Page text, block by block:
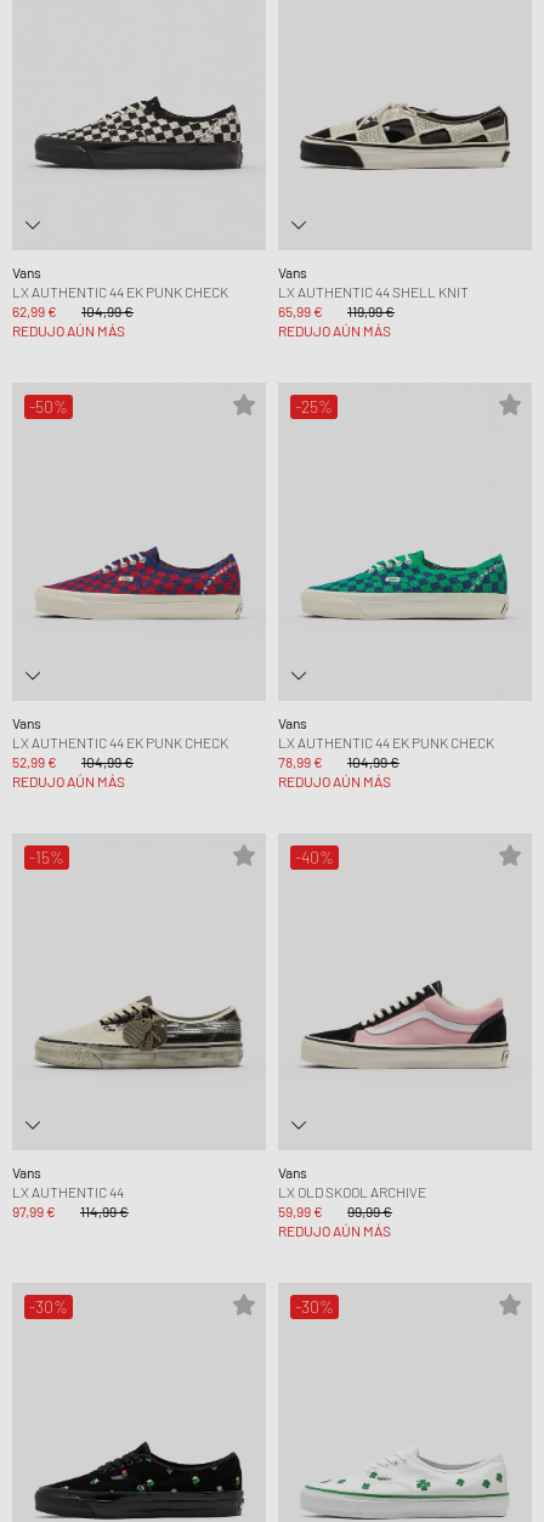
Vans
LX AUTHENTIC 44 EK PUNK CHECK
62,99 €
104,99 €
REDUJO AÚN MÁS
Vans
LX AUTHENTIC 44 SHELL KNIT
65,99 €
119,99 €
REDUJO AÚN MÁS
-50%
Vans
LX AUTHENTIC 44 EK PUNK CHECK
52,99 €
104,99 €
REDUJO AÚN MÁS
-25%
Vans
LX AUTHENTIC 44 EK PUNK CHECK
78,99 €
104,99 €
REDUJO AÚN MÁS
-15%
Vans
LX AUTHENTIC 44
97,99 €
114,99 €
-40%
Vans
LX OLD SKOOL ARCHIVE
59,99 €
99,99 €
REDUJO AÚN MÁS
-30% -30%